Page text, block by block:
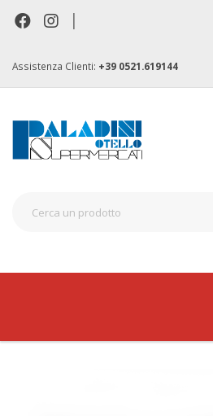
|
Assistenza Clienti: +39 0521.619144